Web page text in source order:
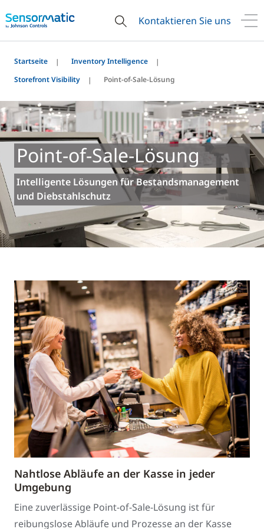
Kontaktieren Sie uns
Startseite
Inventory Intelligence
Storefront Visibility
Point-of-Sale-Lösung
Point-of-Sale-Lösung
Intelligente Lösungen für Bestandsmanagement
und Diebstahlschutz
Nahtlose Abläufe an der Kasse in jeder
Umgebung
Eine zuverlässige Point-of-Sale-Lösung ist für
reibungslose Abläufe und Prozesse an der Kasse